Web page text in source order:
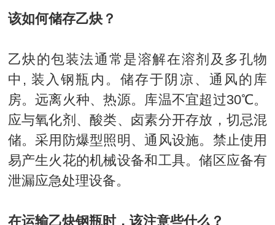
该如何储存乙炔？
乙炔的包装法通常是溶解在溶剂及多孔物
中, 装入钢瓶内。储存于阴凉、通风的库
房。远离火种、热源。库温不宜超过30℃。
应与氧化剂、酸类、卤素分开存放，切忌混
储。采用防爆型照明、通风设施。禁止使用
易产生火花的机械设备和工具。储区应备有
泄漏应急处理设备。
在运输乙炔钢瓶时，该注意些什么？